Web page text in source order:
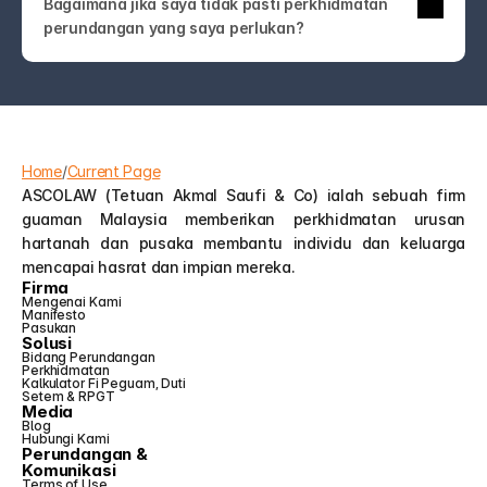
Bagaimana jika saya tidak pasti perkhidmatan
perundangan yang saya perlukan?
undang-undang! Hubungi kami sahaja. Pasukan
ASCOLAW akan membimbing anda ke
Home/Current Page
ASCOLAW (Tetuan Akmal Saufi & Co) ialah sebuah firm
guaman Malaysia memberikan perkhidmatan urusan
hartanah dan pusaka membantu individu dan keluarga
mencapai hasrat dan impian mereka.
Firma
Mengenai Kami
Manifesto
Pasukan
Solusi
Bidang Perundangan
Perkhidmatan
Kalkulator Fi Peguam, Duti
Setem & RPGT
Media
Blog
Hubungi Kami
Perundangan &
Komunikasi